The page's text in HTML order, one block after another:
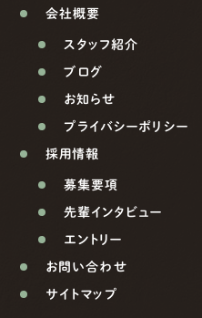
会社概要
スタッフ紹介
ブログ
お知らせ
プライバシーポリシー
採用情報
募集要項
先輩インタビュー
エントリー
お問い合わせ
サイトマップ